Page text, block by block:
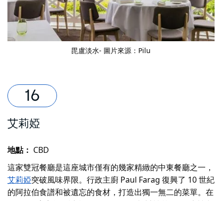
毘盧淡水- 圖片來源：Pilu
艾莉婭
地點： CBD
這家雙冠餐廳是這座城市僅有的幾家精緻的中東餐廳之一，
艾莉婭突破風味界限。行政主廚 Paul Farag 復興了 10 世紀
的阿拉伯食譜和被遺忘的食材，打造出獨一無二的菜單。在